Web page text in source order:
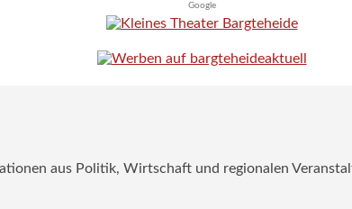
Google
aus Politik, Wirtschaft und regionalen